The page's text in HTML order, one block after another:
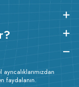
faydalanın.